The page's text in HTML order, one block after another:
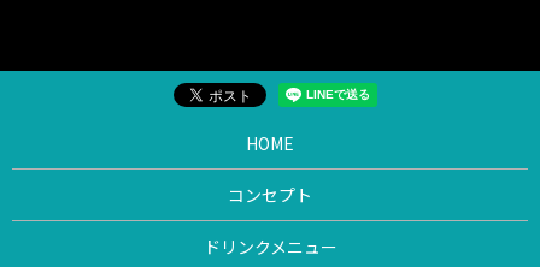
HOME
コンセプト
ドリンクメニュー